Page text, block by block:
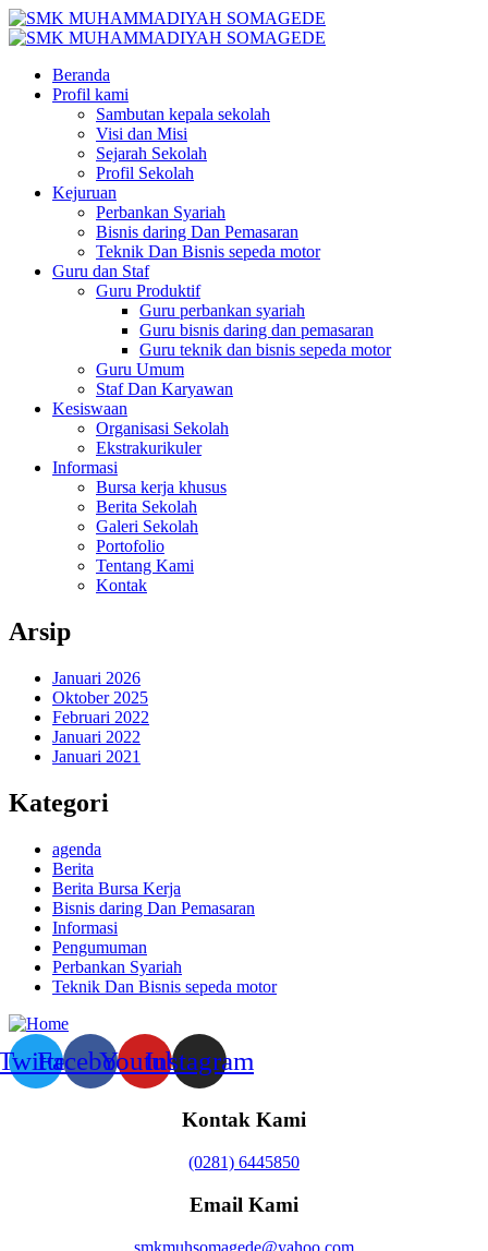
Beranda
Profil kami
Sambutan kepala sekolah
Visi dan Misi
Sejarah Sekolah
Profil Sekolah
Kejuruan
Perbankan Syariah
Bisnis daring Dan Pemasaran
Teknik Dan Bisnis sepeda motor
Guru dan Staf
Guru Produktif
Guru perbankan syariah
Guru bisnis daring dan pemasaran
Guru teknik dan bisnis sepeda motor
Guru Umum
Staf Dan Karyawan
Kesiswaan
Organisasi Sekolah
Ekstrakurikuler
Informasi
Bursa kerja khusus
Berita Sekolah
Galeri Sekolah
Portofolio
Tentang Kami
Kontak
Arsip
Januari 2026
Oktober 2025
Februari 2022
Januari 2022
Januari 2021
Kategori
agenda
Berita
Berita Bursa Kerja
Bisnis daring Dan Pemasaran
Informasi
Pengumuman
Perbankan Syariah
Teknik Dan Bisnis sepeda motor
FacebookYoutubeInstagram
Kontak Kami
(0281) 6445850
Email Kami
smkmuhsomagede@yahoo.com